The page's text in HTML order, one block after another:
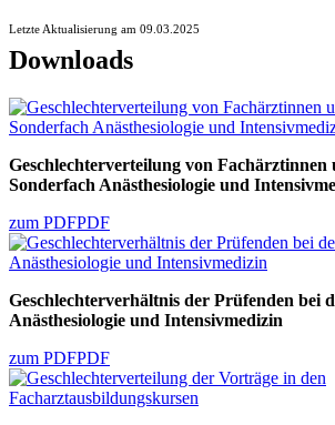
Letzte Aktualisierung am 09.03.2025
Downloads
Geschlechterverteilung von Fachärztinnen
Sonderfach Anästhesiologie und
zum PDFPDF
Geschlechterverhältnis der Prüfenden bei
Anästhesiologie und Intensivmedizin
zum PDFPDF